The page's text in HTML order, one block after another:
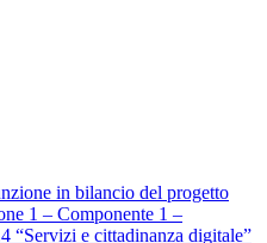
in bilancio del progetto
1 – Componente 1 –
“Servizi e cittadinanza digitale”